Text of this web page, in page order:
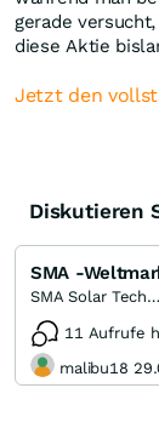
gerade
diese Aktie
Jetzt den
Diskutieren
SMA -
SMA Solar Technology
11 Aufrufe
malibu18